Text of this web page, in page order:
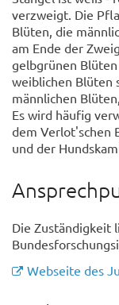
verzweigt. Die
Blüten, die
am Ende der
gelbgrünen
weiblichen Blüten
männlichen
Es wird häufig
dem Verlot'schen
und der
Die Zuständigkeit
Webseite des